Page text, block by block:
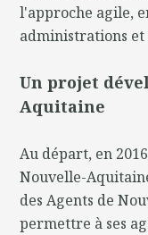
l'approche agile,
administrations
Un projet
Aquitaine
Au départ, en
Nouvelle-
des Agents de
permettre à ses